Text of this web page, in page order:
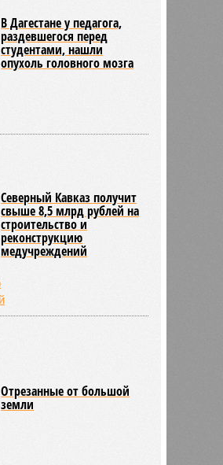
В Дагестане у педагога,
раздевшегося перед
студентами, нашли
опухоль головного мозга
Северный Кавказ получит
свыше 8,5 млрд рублей на
строительство и
реконструкцию
медучреждений
Отрезанные от большой
земли